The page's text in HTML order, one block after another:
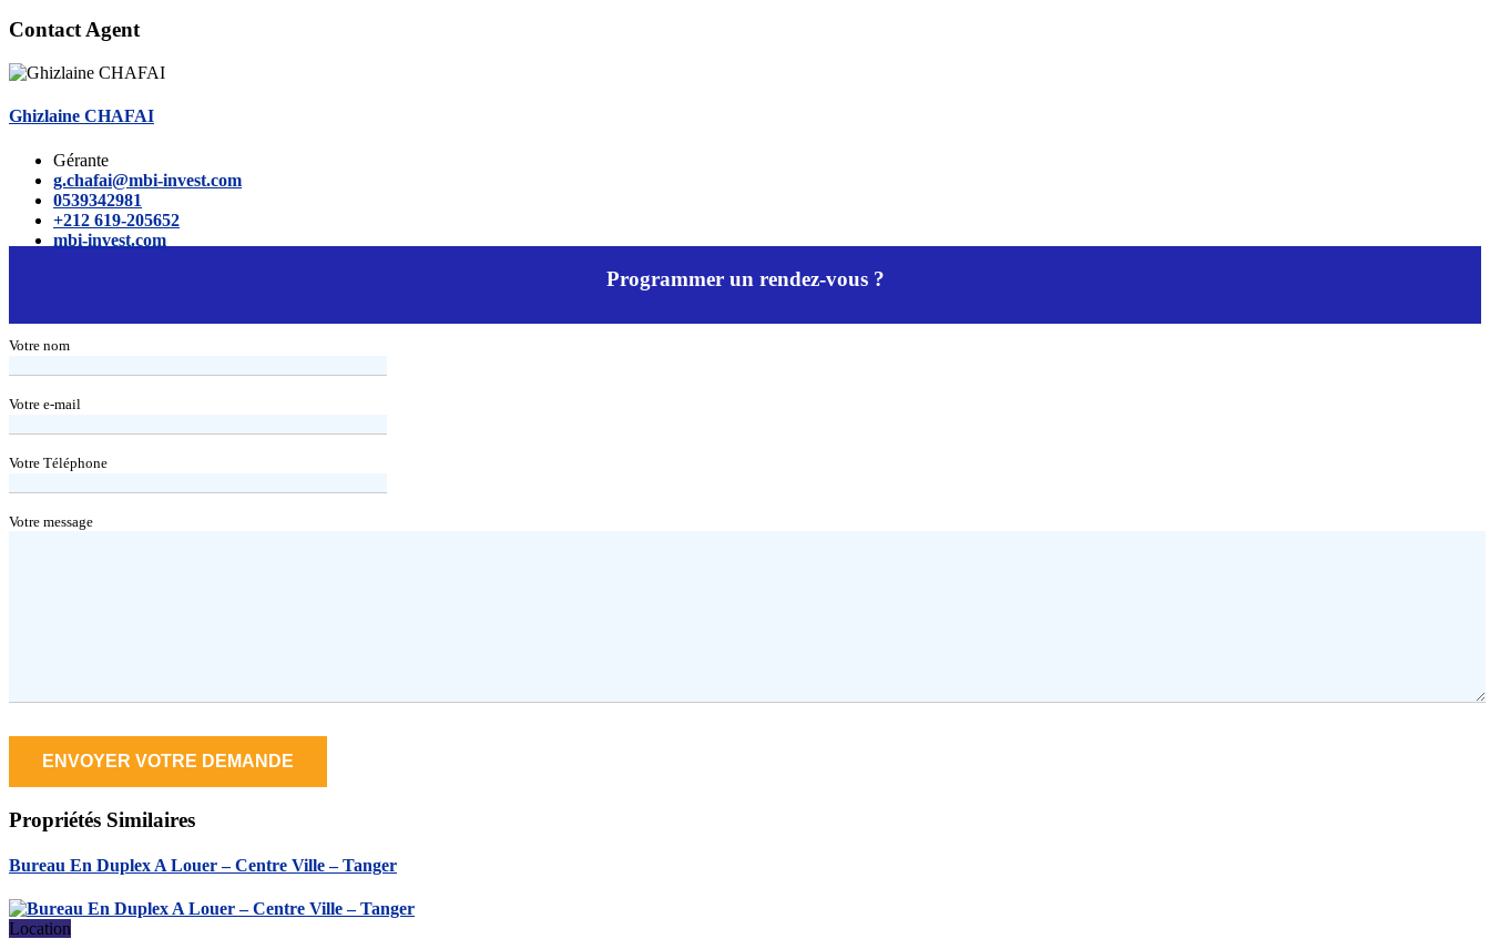
Contact Agent
Ghizlaine CHAFAI
Gérante
g.chafai@mbi-invest.com
0539342981
+212 619-205652
mbi-invest.com
Programmer un rendez-vous ?
Votre nom
Votre e-mail
Votre Téléphone
Votre message
Propriétés Similaires
Bureau En Duplex A Louer – Centre Ville – Tanger
Location